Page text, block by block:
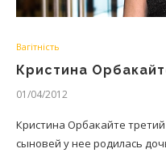
Вагітність
Кристина
01/04/2012
Кристина Орбакайте
сыновей у нее родилась